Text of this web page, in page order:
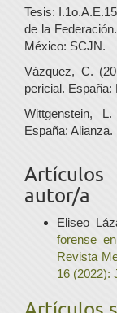
Tesis:
de la
México: SCJN.
Vázquez, C.
pericial. España:
Wittgenstein,
España: Alianza.
autor/a
Eliseo
forense
Revista
16 (2022):